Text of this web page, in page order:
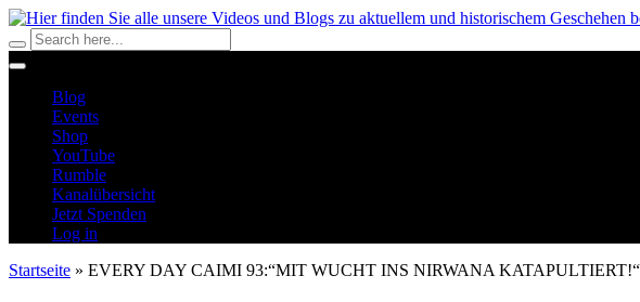
Blog
Events
Shop
YouTube
Rumble
Kanalübersicht
Jetzt Spenden
Log in
Startseite » EVERY DAY CAIMI 93:“MIT WUCHT INS NIRWANA KATAPULTIERT!“